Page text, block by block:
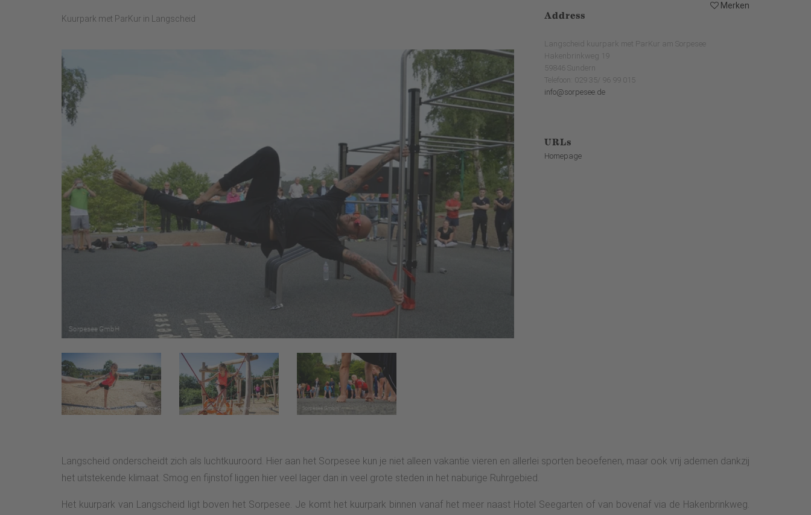
Merken
Kuurpark met ParKur in Langscheid
Address
Langscheid kuurpark met ParKur am Sorpesee
Hakenbrinkweg 19
59846 Sundern
Telefoon: 029 35/ 96 99 015
info@sorpesee.de
URLs
Homepage
Langscheid onderscheidt zich als luchtkuuroord. Hier aan het Sorpesee kun je niet alleen vakantie vieren en allerlei sporten beoefenen, maar ook vrij ademen dankzij
het uitstekende klimaat. Smog en fijnstof liggen hier veel lager dan in veel grote steden in het naburige Ruhrgebied.
Het kuurpark van Langscheid ligt boven het Sorpesee. Je komt het kuurpark binnen vanaf het meer naast Hotel Seegarten of van bovenaf via de Hakenbrinkweg.